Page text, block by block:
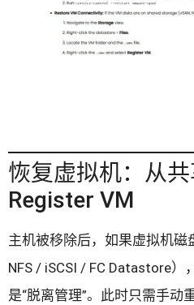
恢复虚拟机：从
Register VM
主机被移除后，如果虚拟机磁
NFS / iSCSI / FC Datastore）
是“脱离管理”。此时只需手动